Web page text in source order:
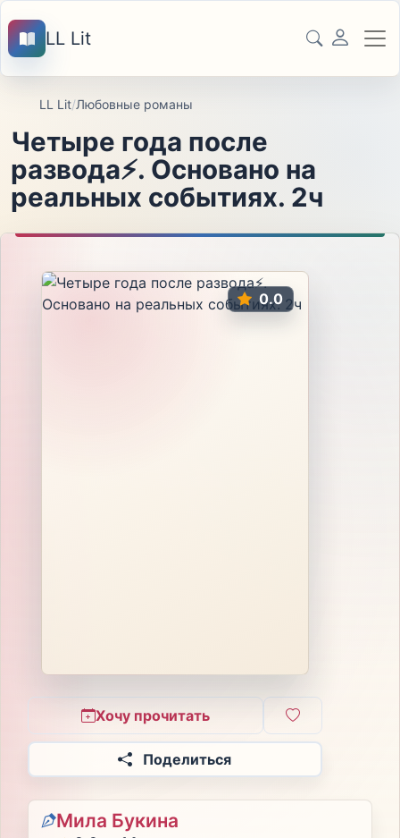
LL Lit
LL Lit/Любовные романы
Четыре года после
развода️⚡️. Основано на
реальных событиях. 2ч
0.0
Хочу прочитать
Поделиться
Мила Букина